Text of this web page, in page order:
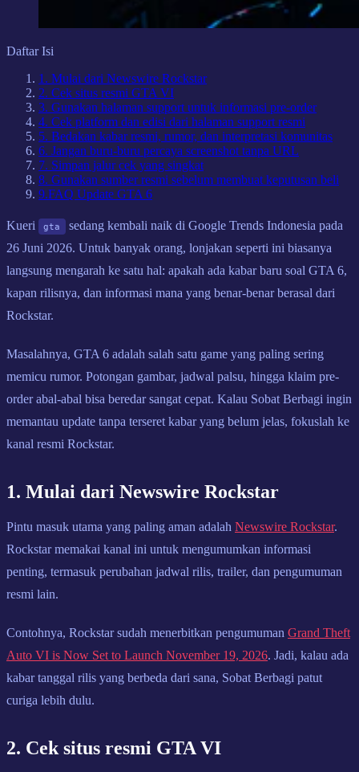
Daftar Isi
1. Mulai dari Newswire Rockstar
2. Cek situs resmi GTA VI
3. Gunakan halaman support untuk informasi pre-order
4. Cek platform dan edisi dari halaman support resmi
5. Bedakan kabar resmi, rumor, dan interpretasi komunitas
6. Jangan buru-buru percaya screenshot tanpa URL
7. Simpan jalur cek yang singkat
8. Gunakan sumber resmi sebelum membuat keputusan beli
9.FAQ Update GTA 6
Kueri gta
sedang kembali naik di Google Trends Indonesia pada
26 Juni 2026. Untuk banyak orang, lonjakan seperti ini biasanya
langsung mengarah ke satu hal: apakah ada kabar baru soal GTA 6,
kapan rilisnya, dan informasi mana yang benar-benar berasal dari
Rockstar.
Masalahnya, GTA 6 adalah salah satu game yang paling sering
memicu rumor. Potongan gambar, jadwal palsu, hingga klaim pre-
order abal-abal bisa beredar sangat cepat. Kalau Sobat Berbagi ingin
memantau update tanpa terseret kabar yang belum jelas, fokuslah ke
kanal resmi Rockstar.
1. Mulai dari Newswire Rockstar
Pintu masuk utama yang paling aman adalah Newswire Rockstar.
Rockstar memakai kanal ini untuk mengumumkan informasi
penting, termasuk perubahan jadwal rilis, trailer, dan pengumuman
resmi lain.
Contohnya, Rockstar sudah menerbitkan pengumuman Grand Theft
Auto VI is Now Set to Launch November 19, 2026. Jadi, kalau ada
kabar tanggal rilis yang berbeda dari sana, Sobat Berbagi patut
curiga lebih dulu.
2. Cek situs resmi GTA VI